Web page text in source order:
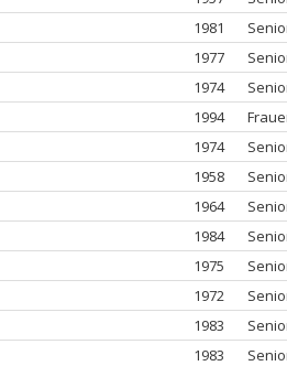
1981
1977
1974
1994
1974
1958
1964
1984
1975
1972
1983
1983